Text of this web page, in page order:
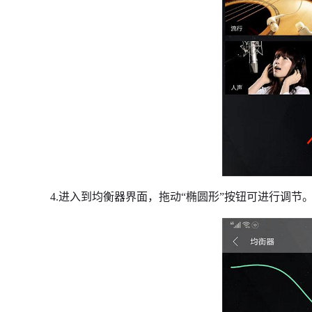
4.进入到均衡器界面，拖动“椭圆形”按钮可进行调节